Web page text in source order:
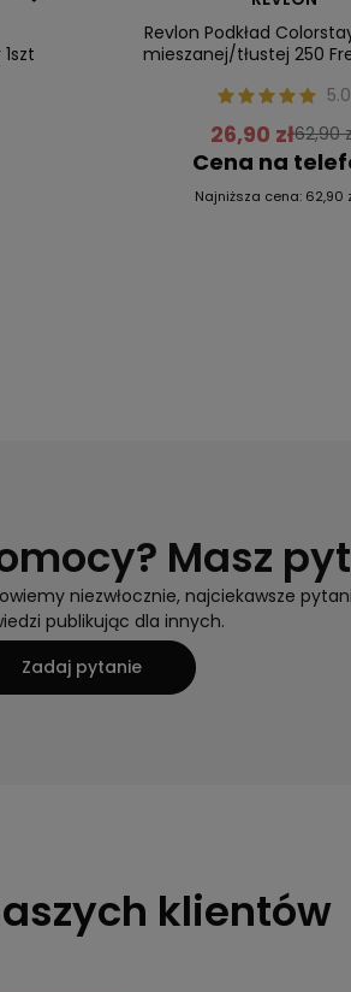
Revlon Podkład
mieszanej/tłustej 250
5.0
26,90 zł62,90
Cena na
Najniższa cena: 62,90
Masz
niezwłocznie, najciekawsze
publikując dla innych.
Zadaj pytanie
klientów